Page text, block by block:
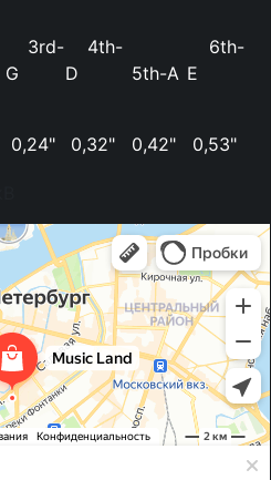
3rd-
G
4th-
D
5th-A
6th-
E
0,24" 0,32" 0,42" 0,53"